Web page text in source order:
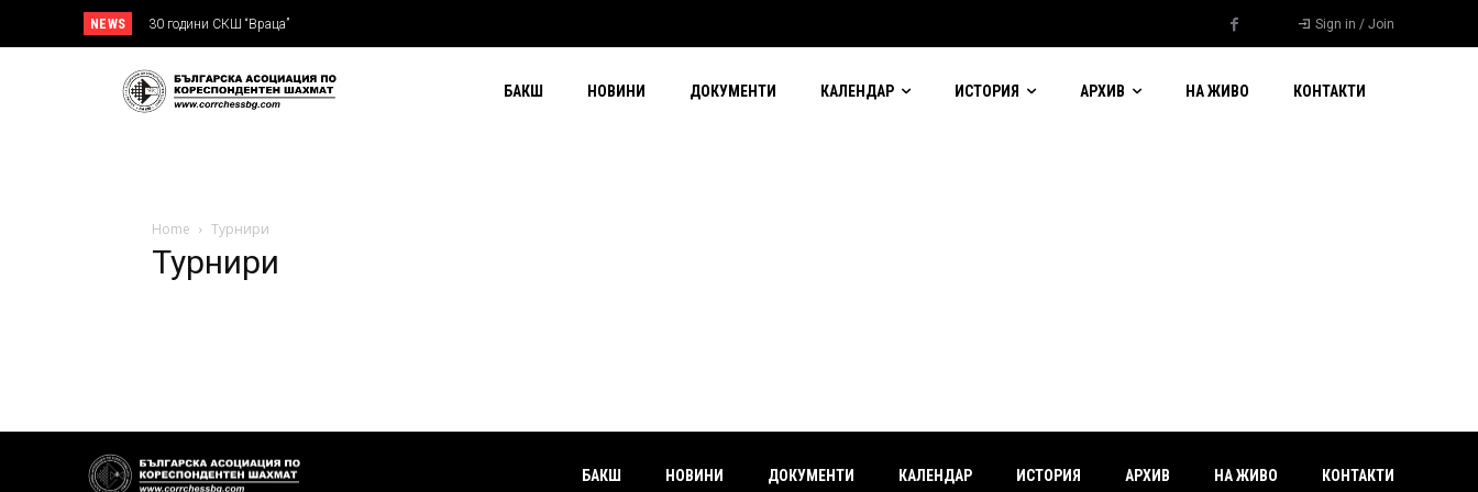
NEWS 30 години СКШ “Враца” Sign in / Join
БАКШ НОВИНИ ДОКУМЕНТИ КАЛЕНДАР ИСТОРИЯ АРХИВ НА ЖИВО КОНТАКТИ
Home Турнири
Турнири
БАКШ НОВИНИ ДОКУМЕНТИ КАЛЕНДАР ИСТОРИЯ АРХИВ НА ЖИВО КОНТАКТИ